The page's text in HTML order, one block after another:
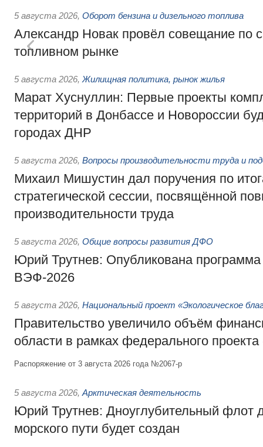
5 августа 2026, Оборот бензина и дизельного топлива
Александр Новак провёл совещание по
топливном рынке
5 августа 2026, Жилищная политика, рынок жилья
Марат Хуснуллин: Первые проекты
территорий в Донбассе и Новороссии
городах ДНР
5 августа 2026, Вопросы производительности труда и
Михаил Мишустин дал поручения по
стратегической сессии, посвящённой
производительности труда
5 августа 2026, Общие вопросы развития ДФО
Юрий Трутнев: Опубликована
ВЭФ-2026
5 августа 2026, Национальный проект «Экологическое
Правительство увеличило объём
области в рамках федерального
Распоряжение от 3 августа 2026 года №2067-р
5 августа 2026, Арктическая деятельность
Юрий Трутнев: Дноуглубительный флот
морского пути будет создан